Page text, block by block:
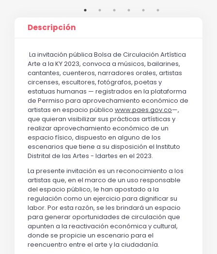
Descripción
La invitación pública Bolsa de Circulación Artística
Arte a la KY 2023, convoca a músicos, bailarines,
cantantes, cuenteros, narradores orales, artistas
circenses, escultores, fotógrafos, poetas y
estatuas humanas — registrados en la plataforma
de Permiso para aprovechamiento económico de
artistas en espacio público www.paes.gov.co—,
que quieran visibilizar sus prácticas artísticas y
realizar aprovechamiento económico de un
espacio físico, dispuesto en alguno de los
escenarios que tiene a su disposición el Instituto
Distrital de las Artes - Idartes en el 2023.
La presente invitación es un reconocimiento a los
artistas que, en el marco de un uso responsable
del espacio público, le han apostado a la
regulación como un ejercicio para dignificar su
labor. Por esta razón, se les brindará un espacio
para generar oportunidades de circulación que
apunten a la reactivación económica y cultural,
donde se propicie un escenario para el
reencuentro entre el arte y la ciudadanía.